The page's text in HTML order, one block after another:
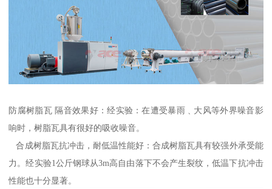
防腐树脂瓦 隔音效果好：经实验：在遭受暴雨﹑大风等外界噪音影
响时，树脂瓦具有很好的吸收噪音。
合成树脂瓦抗冲击，耐低温性能好：合成树脂瓦具有较强外承受能
力。经实验1公斤钢球从3m高自由落下不会产生裂纹，低温下抗冲击
性能也十分显著。